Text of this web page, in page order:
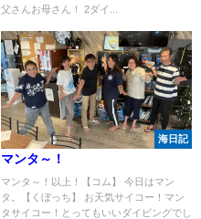
父さんお母さん！ 2ダイ...
海日記
マンタ～！
マンタ～！以上！【コム】 今日はマン
タ。【くぼっち】 お天気サイコー！マン
タサイコー！とってもいいダイビングでし